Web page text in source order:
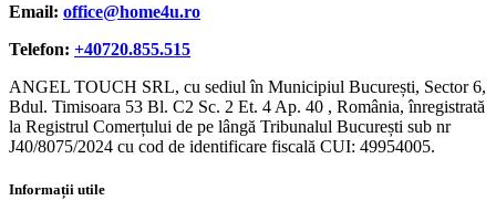
Email: office@home4u.ro
Telefon: +40720.855.515
ANGEL TOUCH SRL, cu sediul în Municipiul București, Sector 6,
Bdul. Timisoara 53 Bl. C2 Sc. 2 Et. 4 Ap. 40 , România, înregistrată
la Registrul Comerțului de pe lângă Tribunalul București sub nr
J40/8075/2024 cu cod de identificare fiscală CUI: 49954005.
Informații utile